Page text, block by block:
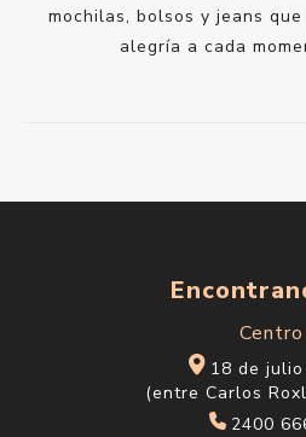
mochilas, bolsos y jeans
alegría a cada
Centro
18 de
(entre Carlos
2400